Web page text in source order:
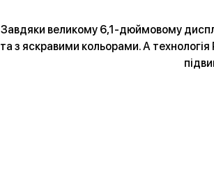
Завдяки великому 6,1-дюймовому
та з яскравими кольорами. А